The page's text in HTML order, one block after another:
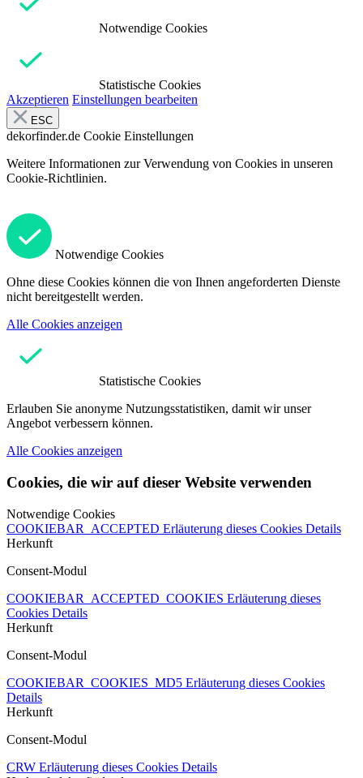
Notwendige Cookies
Statistische Cookies
Akzeptieren Einstellungen bearbeiten
ESC
dekorfinder.de Cookie Einstellungen
Weitere Informationen zur Verwendung von Cookies in unseren
Cookie-Richtlinien.
Notwendige Cookies
Ohne diese Cookies können die von Ihnen angeforderten Dienste
nicht bereitgestellt werden.
Alle Cookies anzeigen
Statistische Cookies
Erlauben Sie anonyme Nutzungsstatistiken, damit wir unser
Angebot verbessern können.
Alle Cookies anzeigen
Cookies, die wir auf dieser Website verwenden
Notwendige Cookies
COOKIEBAR_ACCEPTED Erläuterung dieses Cookies Details
Herkunft
Consent-Modul
COOKIEBAR_ACCEPTED_COOKIES Erläuterung dieses
Cookies Details
Herkunft
Consent-Modul
COOKIEBAR_COOKIES_MD5 Erläuterung dieses Cookies
Details
Herkunft
Consent-Modul
CRW Erläuterung dieses Cookies Details